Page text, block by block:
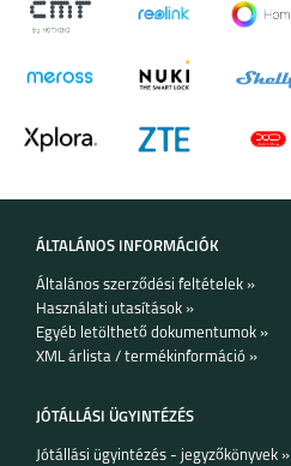
IPHONE 17 IPHONE 16E
IPHONE 16 PLUS IPHONE 16 PRO
ÁLTALÁNOS INFORMÁCIÓK
Általános szerződési feltételek »
Használati utasítások »
Egyéb letölthető dokumentumok »
XML árlista / termékinformáció »
JÓTÁLLÁSI ÜGYINTÉZÉS
Jótállási ügyintézés - jegyzőkönyvek »